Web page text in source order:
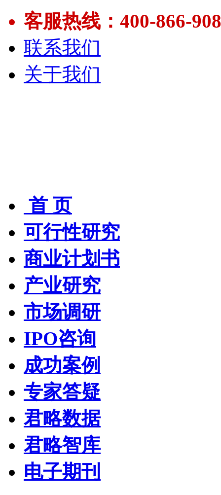
客服热线：400-866-
联系我们
关于我们
首 页
可行性研究
商业计划书
产业研究
市场调研
IPO咨询
成功案例
专家答疑
君略数据
君略智库
电子期刊